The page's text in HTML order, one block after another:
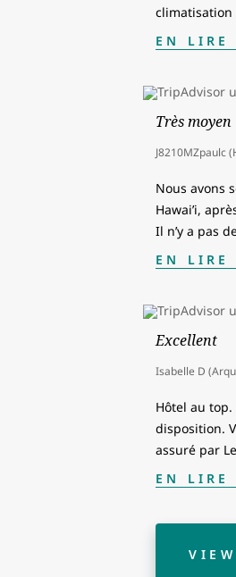
climatisation
EN LIRE
Très moyen
J8210MZpaulc
Nous avons
Hawai’i,
Il n’y a pas
EN LIRE
Excellent
Isabelle D
Hôtel au
disposition.
assuré par
EN LIRE